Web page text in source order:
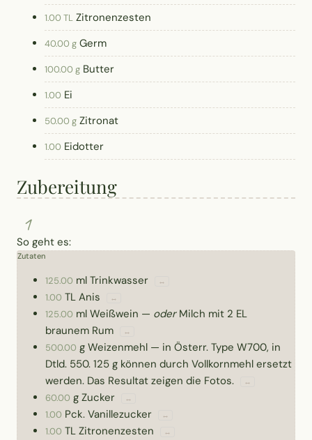
1.00 TL Zitronenzesten
40.00 g Germ
100.00 g Butter
1.00 Ei
50.00 g Zitronat
1.00 Eidotter
Zubereitung
1
So geht es:
Zutaten
125.00 ml Trinkwasser ↔
1.00 TL Anis ↔
125.00 ml Weißwein — oderMilch mit 2 EL
braunem Rum
↔
500.00 g Weizenmehl — in Österr. Type W700, in
Dtld. 550. 125 g können durch Vollkornmehl ersetzt
werden. Das Resultat zeigen die Fotos.
↔
60.00 g Zucker ↔
1.00 Pck. Vanillezucker ↔
1.00 TL Zitronenzesten ↔